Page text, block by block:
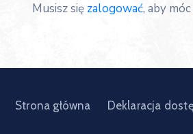
Musisz się zalogować, aby
Strona główna Deklaracja